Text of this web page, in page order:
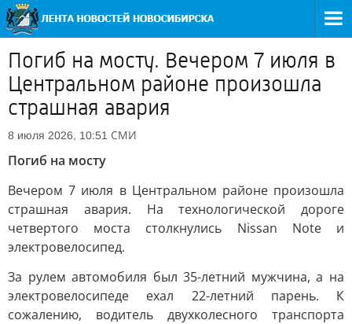
Погиб на мосту. Вечером 7 июля в
Центральном районе произошла
страшная авария
8 июля 2026, 10:51 СМИ
Погиб на мосту
Вечером 7 июля в Центральном районе произошла
страшная авария. На технологической дороге
четвертого моста столкнулись Nissan Note и
электровелосипед.
За рулем автомобиля был 35-летний мужчина, а на
электровелосипеде ехал 22-летний парень. К
сожалению, водитель двухколесного транспорта